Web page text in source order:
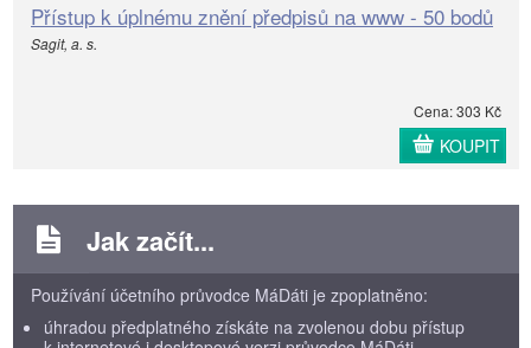
Přístup k úplnému znění předpisů na www - 50 bodů
Sagit, a. s.
Cena: 303 Kč
KOUPIT
Jak začít...
Používání účetního průvodce MáDáti je zpoplatněno:
úhradou předplatného získáte na zvolenou dobu přístup